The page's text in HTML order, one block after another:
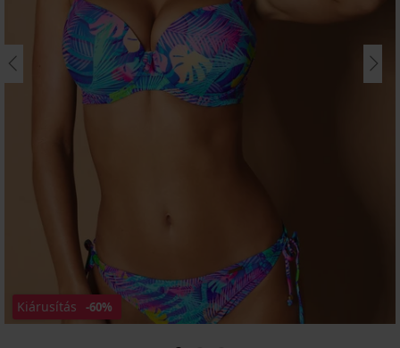
Kiárusítás -60%